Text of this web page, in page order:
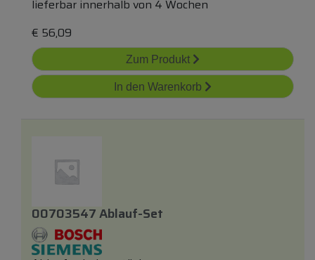
lieferbar innerhalb von 4 Wochen
€ 56,09
Zum Produkt
In den Warenkorb
00703547 Ablauf-Set